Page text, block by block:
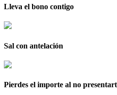
Lleva el bono contigo
Sal con antelación
Pierdes el importe al no